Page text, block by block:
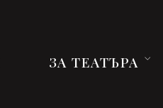
ЗА ТЕАТЪРА